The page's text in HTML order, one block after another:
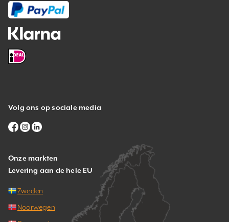
Volg ons op sociale media
Onze markten
Levering aan de hele EU
Zweden
Noorwegen